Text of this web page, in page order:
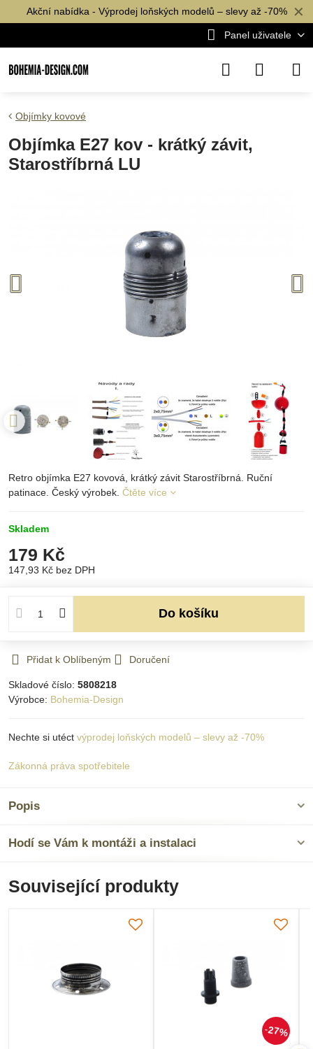
✕
Akční nabídka - Výprodej loňských modelů – slevy až -70%
Panel uživatele
Objímky kovové
Objímka E27 kov - krátký závit,
Starostříbrná LU
Retro objímka E27 kovová, krátký závit Starostříbrná. Ruční
patinace. Český výrobek. Čtěte více
Skladem
179 Kč
147,93 Kč bez DPH
Do košíku
Přidat k Oblíbeným Doručení
Skladové číslo: 5808218
Výrobce: Bohemia-Design
Nechte si utéct výprodej loňských modelů – slevy až -70%
Zákonná práva spotřebitele
Popis
Hodí se Vám k montáži a instalaci
Související produkty
27%